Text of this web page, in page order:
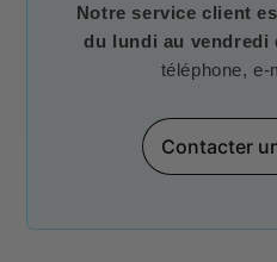
Notre service client
du lundi au vendredi
téléphone, e-
Contacter